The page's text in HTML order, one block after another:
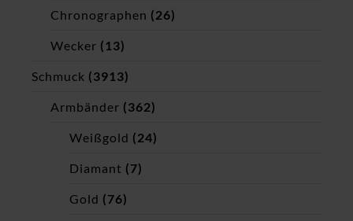
Chronographen (26)
Wecker (13)
Schmuck (3913)
Armbänder (362)
Weißgold (24)
Diamant (7)
Gold (76)